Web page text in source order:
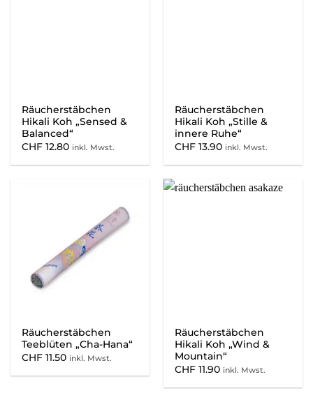
Räucherstäbchen
Hikali Koh „Sensed &
Balanced“
CHF 12.80 inkl. Mwst.
Räucherstäbchen
Hikali Koh „Stille &
innere Ruhe“
CHF 13.90 inkl. Mwst.
Räucherstäbchen
Teeblüten „Cha-Hana“
CHF 11.50 inkl. Mwst.
Räucherstäbchen
Hikali Koh „Wind &
Mountain“
CHF 11.90 inkl. Mwst.